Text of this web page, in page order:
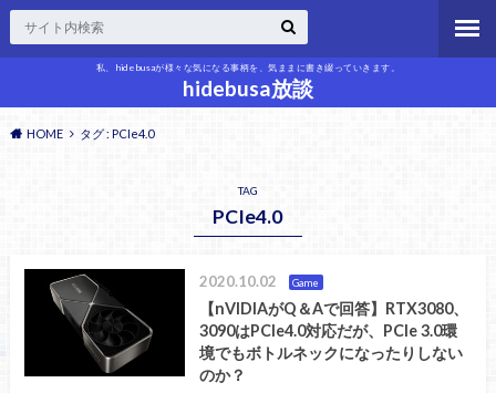
私、hidebusaが様々な気になる事柄を、気ままに書き綴っていきます。
hidebusa放談
HOME タグ : PCIe4.0
TAG
PCIe4.0
2020.10.02 Game
【nVIDIAがQ＆Aで回答】RTX3080、
3090はPCIe4.0対応だが、PCIe 3.0環
境でもボトルネックになったりしない
のか？